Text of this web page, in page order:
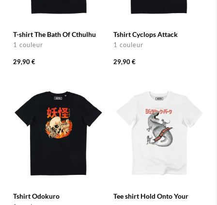
T-shirt The Bath Of Cthulhu
1 couleur
29,90 €
Tshirt Cyclops Attack
1 couleur
29,90 €
Tshirt Odokuro
Tee shirt Hold Onto Your